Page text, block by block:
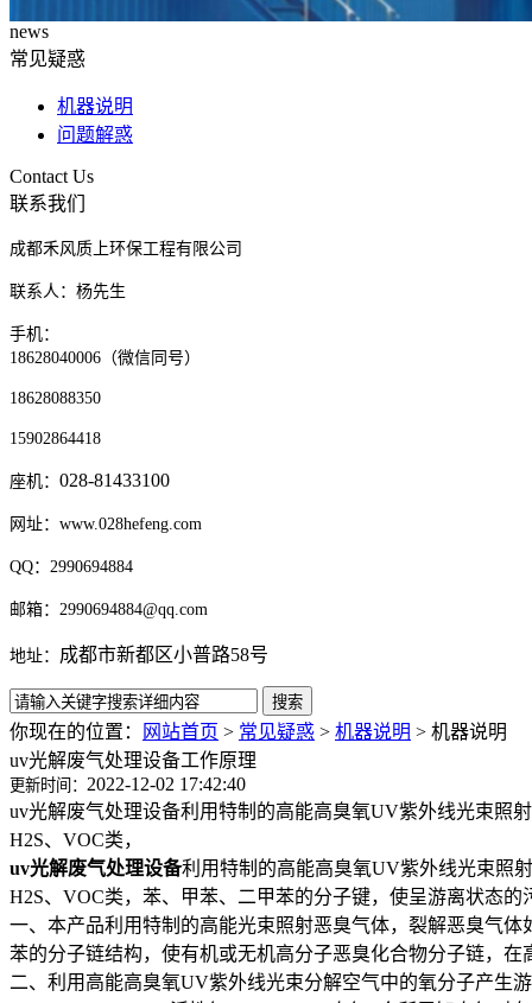
news
常见疑惑
机器说明
问题解惑
Contact Us
联系我们
成都禾风质上环保工程有限公司
联系人：杨先生
手机：
18628040006（微信同号）
18628088350
15902864418
座机： 028-81433100
网址：www.028hefeng.com
QQ：2990694884
邮箱：2990694884@qq.com
地址： 成都市新都区小普路58号
你现在的位置： 网站首页 > 常见疑惑 > 机器说明 > 机器说明
uv光解废气处理设备工作原理
更新时间： 2022-12-02 17:42:40
uv光解废气处理设备利用特制的高能高臭氧UV紫外线光束
H2S、VOC类，
uv光解废气处理设备利用特制的高能高臭氧UV紫外线光束照
H2S、VOC类，苯、甲苯、二甲苯的分子键，使呈游离状态
一、本产品利用特制的高能光束照射恶臭气体，裂解恶臭气
苯的分子链结构，使有机或无机高分子恶臭化合物分子链，
二、利用高能高臭氧UV紫外线光束分解空气中的氧分子产生